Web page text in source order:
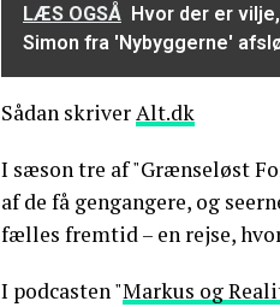
LÆS OGSÅ Hvor der er
Simon fra 'Nybyggerne'
Sådan skriverAlt.dk
I sæson tre af "Grænseløst
af de få gengangere, og
fælles fremtid – en rejse,
I podcasten "Markus og